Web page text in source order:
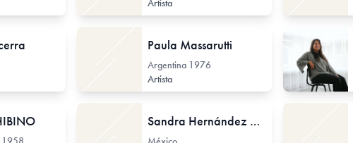
Artista
Paula Massarutti
Argentina 1976
Artista
Sandra Hernández Reyes